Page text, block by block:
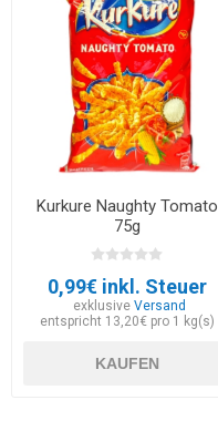
Kurkure Naughty Tomato
75g
0,99€ inkl. Steuer
exklusiveVersand
entspricht 13,20€ pro 1 kg(s)
KAUFEN